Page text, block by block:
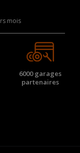
mois
6000 garages
partenaires